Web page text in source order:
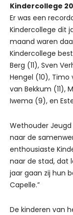
Kindercollege
Er was een
Kindercollege dit
maand waren
Kindercollege
Berg (11), Sven
Hengel (10), Timo
van Bekkum (11),
Iwema (9), en
Wethouder Jeugd
naar de
enthousiaste
naar de stad, dat
jaar gaan zij hun
Capelle.”
De kinderen van